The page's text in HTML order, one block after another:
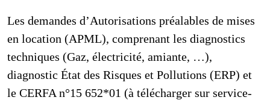
Les demandes d’Autorisations préalables de mises
en location (APML), comprenant les diagnostics
techniques (Gaz, électricité, amiante, …),
diagnostic État des Risques et Pollutions (ERP) et
le CERFA n°15 652*01 (à télécharger sur service-